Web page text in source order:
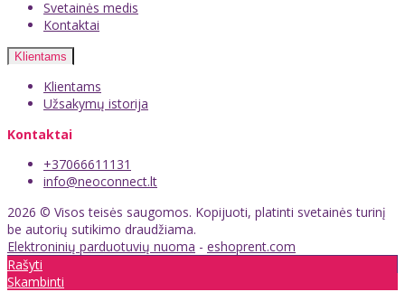
Svetainės medis
Kontaktai
Klientams
Klientams
Užsakymų istorija
Kontaktai
+37066611131
info@neoconnect.lt
2026 © Visos teisės saugomos. Kopijuoti, platinti svetainės turinį
be autorių sutikimo draudžiama.
Elektroninių parduotuvių nuoma - eshoprent.com
Rašyti
Skambinti